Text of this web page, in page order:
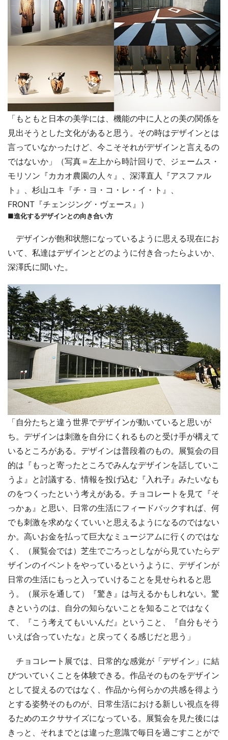
「もともと日本の美学には、機能の中に人との美の関係を
見出そうとした文化があると思う。その時はデザインとは
言っていなかったけど、今こそそれがデザインと言えるの
ではないか」（写真＝左上から時計回りで、ジェームス・
モリソン『カカオ農園の人々』、深澤直人『アスファル
ト』、杉山ユキ『チ・ヨ・コ・レ・イ・ト』、
FRONT『チェンジング・ヴェース』）
■進化するデザインとの向き合い方
デザインが飽和状態になっているように思える現在にお
いて、私達はデザインとどのように付き合ったらよいか、
深澤氏に聞いた。
「自分たちと違う世界でデザインが動いていると思いが
ち。デザインは刺激を自分にくれるものと受け手が構えて
いるところがある。デザインは普段着のもの。展覧会の目
的は『もっと寄ったところでみんなデザインを話していこ
うよ』と討議する、情報を投げ込む『入れ子』みたいなも
のをつくったという考えがある。チョコレートを見て『そ
っかぁ』と思い、日常の生活にフィードバックすれば、何
でも刺激を求めなくていいと思えるようになるのではない
か。高いお金を払って巨大なミュージアムに行くのではな
く、（展覧会では）芝生でごろっとしながら見ていたらデ
ザインのイベントをやっているというように、デザインが
日常の生活にもっと入っていけることを見せられると思
う。（展示を通して）『驚き』は与えるかもしれない。驚
きというのは、自分の知らないことを知ることではなく
て、『こう考えてもいいんだ』ということ、『自分もそう
いえば合っていたな』と戻ってくる感じだと思う」
チョコレート展では、日常的な感覚が「デザイン」に結
びついていくことを体験できる。作品そのものをデザイン
として捉えるのではなく、作品から何らかの共感を得よう
とする姿勢そのものが、日常生活における新しい視点を得
るためのエクササイズになっている。展覧会を見た後には
きっと、それまでとは違った意識で毎日を過ごすことがで